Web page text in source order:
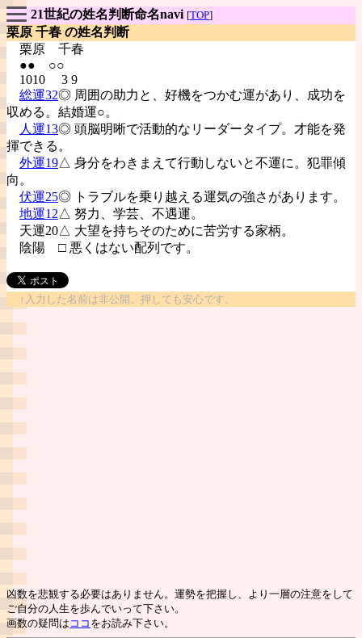
21世紀の姓名判断命名navi [TOP]
栗原 千春 の姓名判断
栗原 千春
●● ○○
1010 3 9
総運32◎ 周囲の助力と、好機をつかむ運があり、成功を
収める。結婚運○。
人運13◎ 頭脳明晰で活動的なリーダータイプ。才能を発
揮できる。
外運19△ 身分をわきまえて行動しないと不運に。犯罪傾
向。
伏運25◎ トラブルを乗り越える運気の強さがあります。
地運12△ 努力、学芸、不遇運。
天運20△ 大望を持ちそのために苦労する家柄。
陰陽 □ 悪くはない配列です。
↑入力した名前は非公開。押しても安心です。
凶数を悲観する必要はありません。運勢を把握し、より一層の注意をして
ご自分の人生を歩んでいって下さい。
画数の疑問は ココ をお読み下さい。